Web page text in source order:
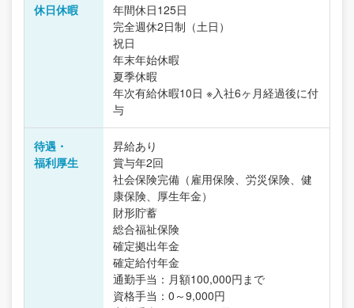
休日休暇
年間休日125日
完全週休2日制（土日）
祝日
年末年始休暇
夏季休暇
年次有給休暇10日 ※入社6ヶ月経過後に付
与
待遇・
福利厚生
昇給あり
賞与年2回
社会保険完備（雇用保険、労災保険、健
康保険、厚生年金）
財形貯蓄
総合福祉保険
確定拠出年金
確定給付年金
通勤手当：月額100,000円まで
資格手当：0～9,000円